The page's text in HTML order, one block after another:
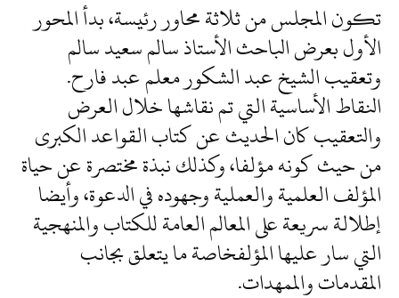
تكون المجلس من ثلاثة محاور رئيسة، بدأ المحور
الأول بعرض الباحث الأستاذ سالم سعيد سالم
وتعقيب الشيخ عبد الشكور معلم عبد فارح.
النقاط الأساسية التي تم نقاشها خلال العرض
والتعقيب كان الحديث عن كتاب القواعد الكبرى
من حيث كونه مؤلفا، وكذلك نبذة مختصرة عن حياة
المؤلف العلمية والعملية وجهوده في الدعوة، وأيضا
إطلالة سريعة على المعالم العامة للكتاب والمنهجية
التي سار عليها المؤلفخاصة ما يتعلق بجانب
المقدمات والممهدات.